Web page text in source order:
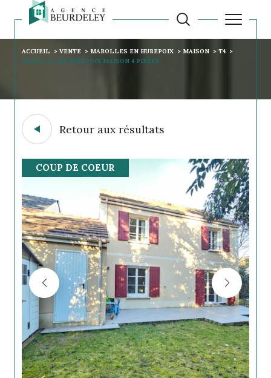
ACCUEIL VENTE MAROLLES EN HUREPOIX MAISON
T4
MAROLLE EN HUREPOIX MAISON 4 PIECES
Retour aux résultats
COUP DE COEUR